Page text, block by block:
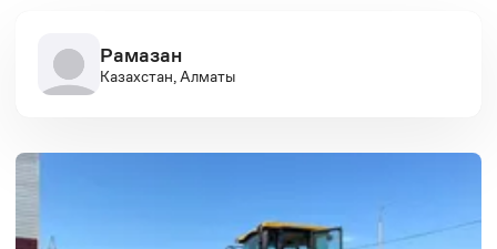
Рамазан
Казахстан, Алматы